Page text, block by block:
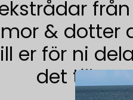
& dotter
er för ni
det till